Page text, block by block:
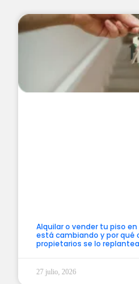
Alquilar o vender tu piso
está cambiando y por qué
propietarios se lo
27 julio, 2026